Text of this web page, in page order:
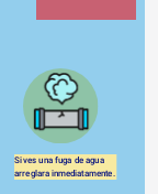
Si ves una fuga de agua
arreglara inmediatamente.